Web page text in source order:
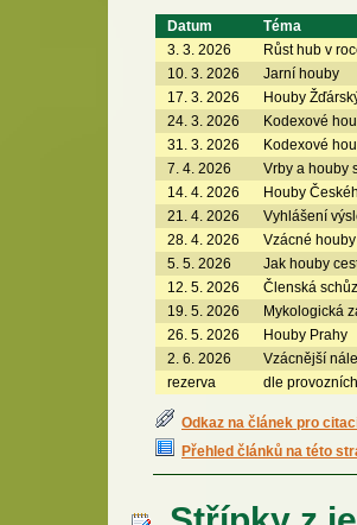
Datum
Téma
3. 3. 2026
Růst hub v
10. 3. 2026
Jarní houby
17. 3. 2026
Houby
24. 3. 2026
Kodexové
31. 3. 2026
Kodexové
7. 4. 2026
Vrby a houby
14. 4. 2026
Houby
21. 4. 2026
Vyhlášení
28. 4. 2026
Vzácné
5. 5. 2026
Jak houby
12. 5. 2026
Členská
19. 5. 2026
Mykologická
26. 5. 2026
Houby Prahy
2. 6. 2026
Vzácnější
rezerva
dle
Odkaz na článek pro
Přehled článků na této